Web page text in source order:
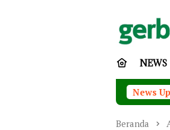
NEWS
News
6 Besar Nomine PTSP dan
Beranda